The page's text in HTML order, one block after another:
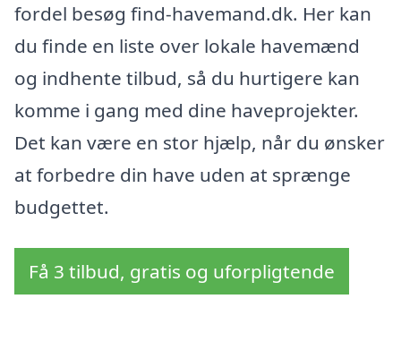
fordel besøg find-havemand.dk. Her kan
du finde en liste over lokale havemænd
og indhente tilbud, så du hurtigere kan
komme i gang med dine haveprojekter.
Det kan være en stor hjælp, når du ønsker
at forbedre din have uden at sprænge
budgettet.
Få 3 tilbud, gratis og uforpligtende